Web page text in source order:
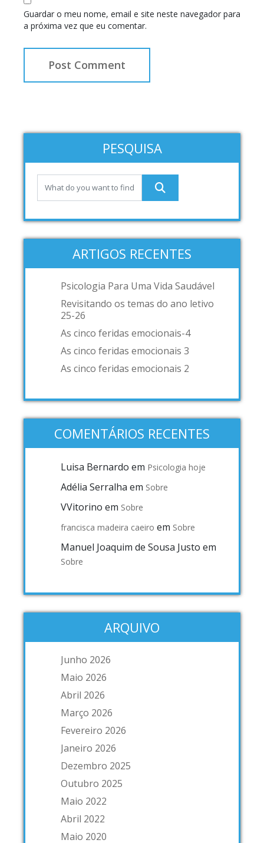
Guardar o meu nome, email e site neste navegador para
a próxima vez que eu comentar.
PESQUISA
ARTIGOS RECENTES
Psicologia Para Uma Vida Saudável
Revisitando os temas do ano letivo
25-26
As cinco feridas emocionais-4
As cinco feridas emocionais 3
As cinco feridas emocionais 2
COMENTÁRIOS RECENTES
Luisa Bernardo em Psicologia hoje
Adélia Serralha em Sobre
VVitorino em Sobre
francisca madeira caeiro em Sobre
Manuel Joaquim de Sousa Justo em
Sobre
ARQUIVO
Junho 2026
Maio 2026
Abril 2026
Março 2026
Fevereiro 2026
Janeiro 2026
Dezembro 2025
Outubro 2025
Maio 2022
Abril 2022
Maio 2020